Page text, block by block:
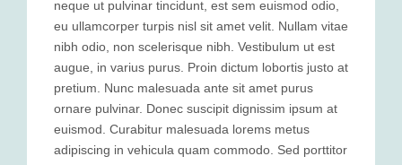
neque ut pulvinar tincidunt, est sem euismod odio,
eu ullamcorper turpis nisl sit amet velit. Nullam vitae
nibh odio, non scelerisque nibh. Vestibulum ut est
augue, in varius purus. Proin dictum lobortis justo at
pretium. Nunc malesuada ante sit amet purus
ornare pulvinar. Donec suscipit dignissim ipsum at
euismod. Curabitur malesuada lorems metus
adipiscing in vehicula quam commodo. Sed porttitor